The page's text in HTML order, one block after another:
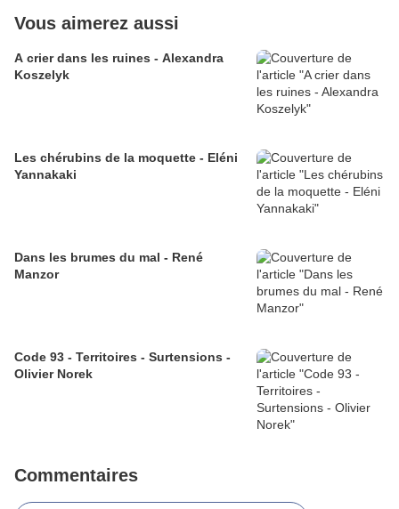
Vous aimerez aussi
A crier dans les ruines - Alexandra
Koszelyk
Les chérubins de la moquette - Eléni
Yannakaki
Dans les brumes du mal - René
Manzor
Code 93 - Territoires - Surtensions -
Olivier Norek
Commentaires